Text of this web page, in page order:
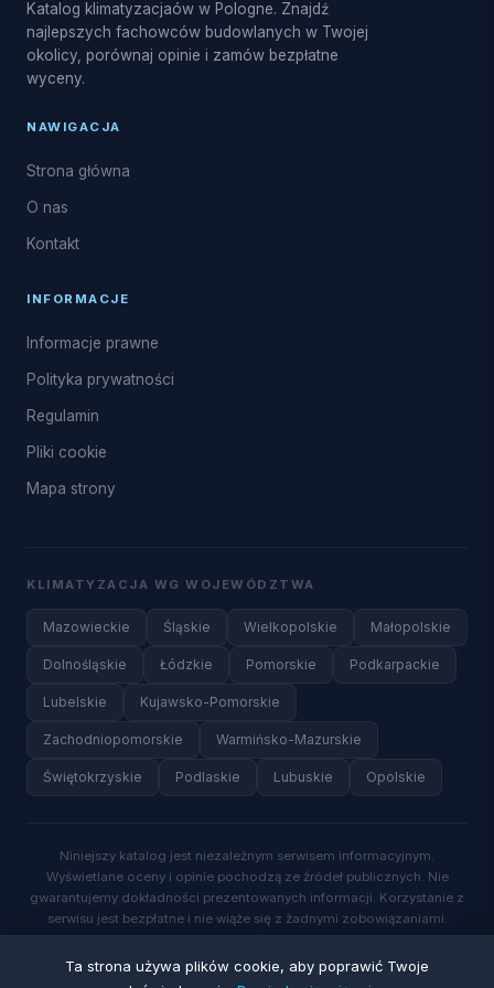
Katalog klimatyzacjaów w Pologne. Znajdź
najlepszych fachowców budowlanych w Twojej
okolicy, porównaj opinie i zamów bezpłatne
wyceny.
NAWIGACJA
Strona główna
O nas
Kontakt
INFORMACJE
Informacje prawne
Polityka prywatności
Regulamin
Pliki cookie
Mapa strony
KLIMATYZACJA WG WOJEWÓDZTWA
Mazowieckie Śląskie Wielkopolskie Małopolskie
Dolnośląskie Łódzkie Pomorskie Podkarpackie
Lubelskie Kujawsko-Pomorskie
Zachodniopomorskie Warmińsko-Mazurskie
Świętokrzyskie Podlaskie Lubuskie Opolskie
Niniejszy katalog jest niezależnym serwisem informacyjnym.
Wyświetlane oceny i opinie pochodzą ze źródeł publicznych. Nie
gwarantujemy dokładności prezentowanych informacji. Korzystanie z
serwisu jest bezpłatne i nie wiąże się z żadnymi zobowiązaniami.
Wysyłając zapytanie o wycenę, wyrażasz zgodę na kontakt ze strony
wykwalifikowanych specjalistów.
Ta strona używa plików cookie, aby poprawić Twoje